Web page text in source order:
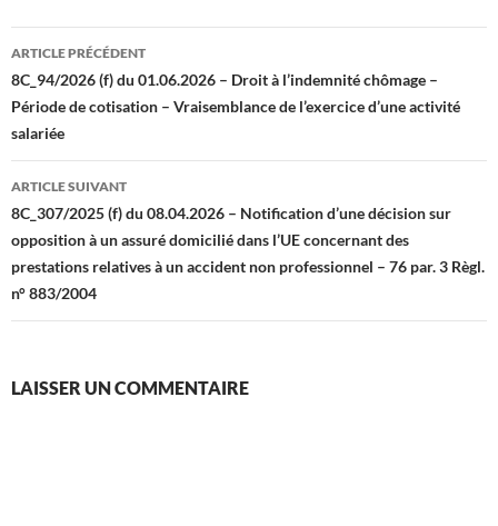
Navigation
des
articles
ARTICLE PRÉCÉDENT
8C_94/2026 (f) du 01.06.2026 – Droit à l’indemnité chômage –
Période de cotisation – Vraisemblance de l’exercice d’une activité
salariée
ARTICLE SUIVANT
8C_307/2025 (f) du 08.04.2026 – Notification d’une décision sur
opposition à un assuré domicilié dans l’UE concernant des
prestations relatives à un accident non professionnel – 76 par. 3 Règl.
n° 883/2004
LAISSER UN COMMENTAIRE